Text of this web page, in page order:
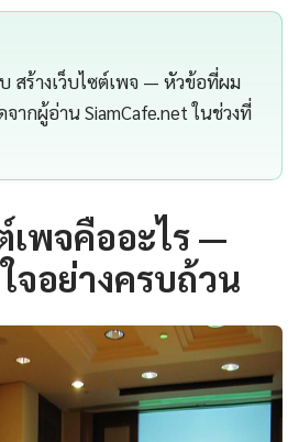
สร้างเว็บไซต์เพจ — หัวข้อที่ผม
ากผู้อ่าน SiamCafe.net ในช่วงที่
เพจคืออะไร —
จอย่างครบถ้วน